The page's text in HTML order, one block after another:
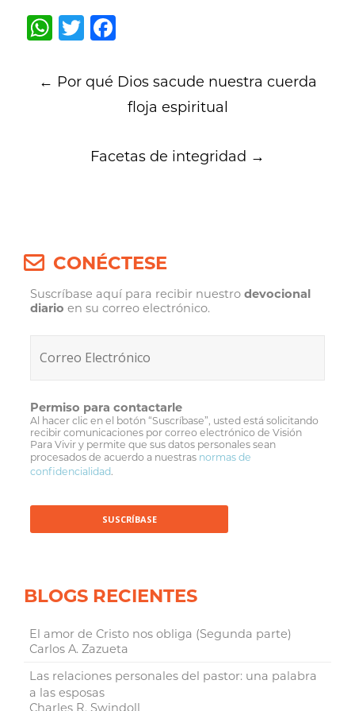
WhatsApp
Twitter
navigation
← Por qué Dios sacude nuestra cuerda
floja espiritual
Facetas de integridad →
CONÉCTESE
Suscríbase aquí para recibir nuestrodevocional
diario en su correo electrónico.
Permiso para contactarle
Al hacer clic en el botón “Suscríbase”, usted está solicitando
recibir comunicaciones por correo electrónico de Visión
Para Vivir y permite que sus datos personales sean
procesados de acuerdo a nuestras normas de
confidencialidad.
BLOGS RECIENTES
El amor de Cristo nos obliga (Segunda parte)
Carlos A. Zazueta
Las relaciones personales del pastor: una palabra
a las esposas
Charles R. Swindoll